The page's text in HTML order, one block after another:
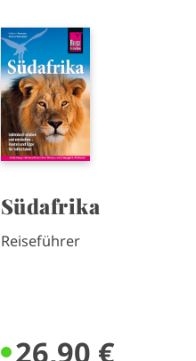
I
m
a
g
e
Südafrika
Reiseführer
26,90 €